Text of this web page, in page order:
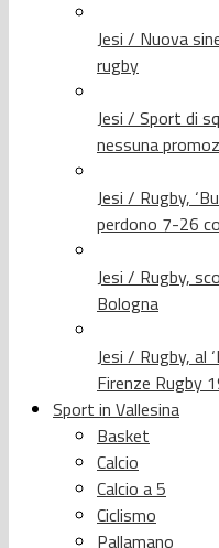
Jesi / Nuova
rugby
Jesi / Sport di
nessuna
Jesi / Rugby,
perdono 7-26
Jesi / Rugby,
Bologna
Jesi / Rugby, al
Firenze Rugby
Sport in Vallesina
Basket
Calcio
Calcio a 5
Ciclismo
Pallamano